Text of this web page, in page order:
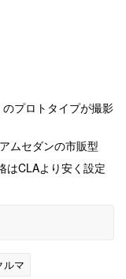
のプロトタイプが撮影
ムセダンの市販型
はCLAより安く設定
ルマ